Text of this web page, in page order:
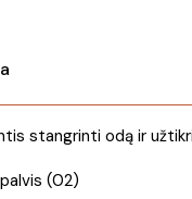
stangrinti odą ir
(02)